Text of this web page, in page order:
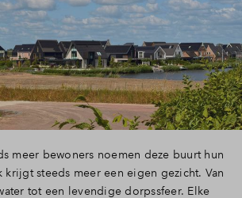
Inloggen
meer bewoners noemen deze buurt hun
steeds meer een eigen gezicht. Van
tot een levendige dorpssfeer. Elke